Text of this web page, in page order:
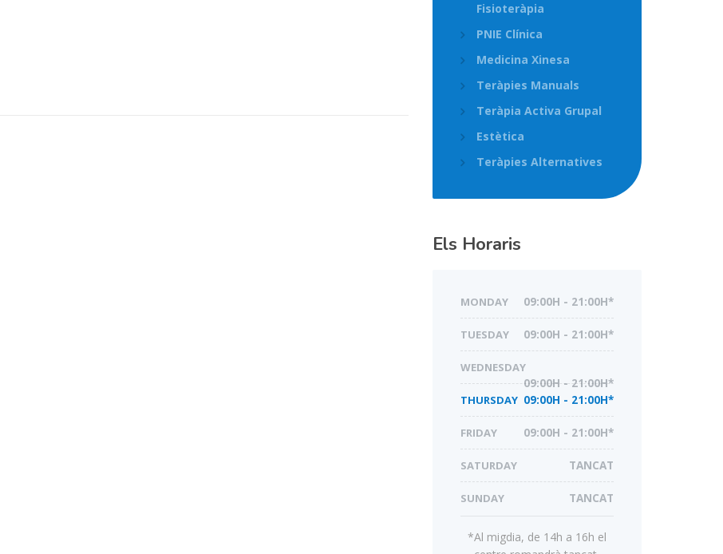
Fisioteràpia
PNIE Clínica
Medicina Xinesa
Teràpies Manuals
Teràpia Activa Grupal
Estètica
Teràpies Alternatives
Els Horaris
MONDAY 09:00H - 21:00H*
TUESDAY 09:00H - 21:00H*
WEDNESDAY
09:00H - 21:00H*
THURSDAY 09:00H - 21:00H*
FRIDAY 09:00H - 21:00H*
SATURDAY TANCAT
SUNDAY TANCAT
*Al migdia, de 14h a 16h el